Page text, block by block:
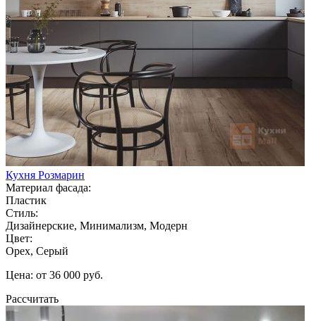
Кухня Розмарин
Материал фасада:
Пластик
Стиль:
Дизайнерские, Минимализм, Модерн
Цвет:
Орех, Серый
Цена: от 36 000 руб.
Рассчитать